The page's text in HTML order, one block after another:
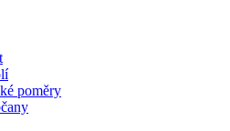
poměry